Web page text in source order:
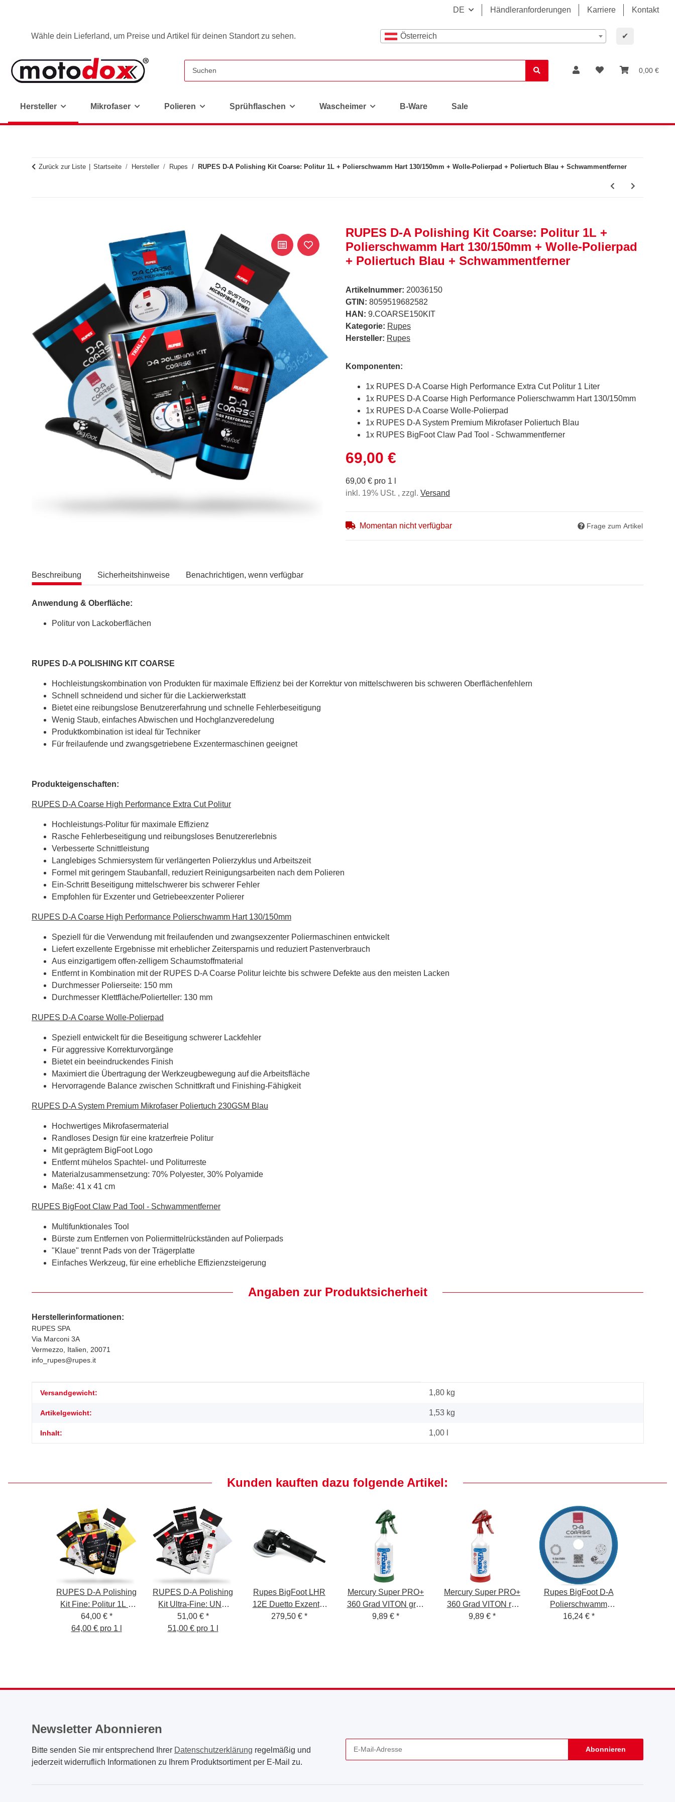
DE Händleranforderungen Karriere Kontakt
Wähle dein Lieferland, um Preise und Artikel für deinen Standort zu sehen. Österreich ✔
0,00 €
Hersteller Mikrofaser Polieren Sprühflaschen Wascheimer B-Ware Sale
Zurück zur Liste Startseite Hersteller Rupes RUPES D-A Polishing Kit Coarse: Politur 1L + Polierschwamm Hart 130/150mm + Wolle-Polierpad + Poliertuch Blau + Schwammentferner
RUPES D-A Polishing Kit Coarse: Politur 1L +
Polierschwamm Hart 130/150mm + Wolle-Polierpad
+ Poliertuch Blau + Schwammentferner
Artikelnummer: 20036150
GTIN: 8059519682582
HAN: 9.COARSE150KIT
Kategorie: Rupes
Hersteller: Rupes
Komponenten:
1x RUPES D-A Coarse High Performance Extra Cut Politur 1 Liter
1x RUPES D-A Coarse High Performance Polierschwamm Hart 130/150mm
1x RUPES D-A Coarse Wolle-Polierpad
1x RUPES D-A System Premium Mikrofaser Poliertuch Blau
1x RUPES BigFoot Claw Pad Tool - Schwammentferner
69,00 €
69,00 € pro 1 l
inkl. 19% USt. , zzgl. Versand
Momentan nicht verfügbar Frage zum Artikel
Beschreibung Sicherheitshinweise Benachrichtigen, wenn verfügbar
Anwendung & Oberfläche:
Politur von Lackoberflächen
RUPES D-A POLISHING KIT COARSE
Hochleistungskombination von Produkten für maximale Effizienz bei der Korrektur von mittelschweren bis schweren Oberflächenfehlern
Schnell schneidend und sicher für die Lackierwerkstatt
Bietet eine reibungslose Benutzererfahrung und schnelle Fehlerbeseitigung
Wenig Staub, einfaches Abwischen und Hochglanzveredelung
Produktkombination ist ideal für Techniker
Für freilaufende und zwangsgetriebene Exzentermaschinen geeignet
Produkteigenschaften:
RUPES D-A Coarse High Performance Extra Cut Politur
Hochleistungs-Politur für maximale Effizienz
Rasche Fehlerbeseitigung und reibungsloses Benutzererlebnis
Verbesserte Schnittleistung
Langlebiges Schmiersystem für verlängerten Polierzyklus und Arbeitszeit
Formel mit geringem Staubanfall, reduziert Reinigungsarbeiten nach dem Polieren
Ein-Schritt Beseitigung mittelschwerer bis schwerer Fehler
Empfohlen für Exzenter und Getriebeexzenter Polierer
RUPES D-A Coarse High Performance Polierschwamm Hart 130/150mm
Speziell für die Verwendung mit freilaufenden und zwangsexzenter Poliermaschinen entwickelt
Liefert exzellente Ergebnisse mit erheblicher Zeitersparnis und reduziert Pastenverbrauch
Aus einzigartigem offen-zelligem Schaumstoffmaterial
Entfernt in Kombination mit der RUPES D-A Coarse Politur leichte bis schwere Defekte aus den meisten Lacken
Durchmesser Polierseite: 150 mm
Durchmesser Klettfläche/Polierteller: 130 mm
RUPES D-A Coarse Wolle-Polierpad
Speziell entwickelt für die Beseitigung schwerer Lackfehler
Für aggressive Korrekturvorgänge
Bietet ein beeindruckendes Finish
Maximiert die Übertragung der Werkzeugbewegung auf die Arbeitsfläche
Hervorragende Balance zwischen Schnittkraft und Finishing-Fähigkeit
RUPES D-A System Premium Mikrofaser Poliertuch 230GSM Blau
Hochwertiges Mikrofasermaterial
Randloses Design für eine kratzerfreie Politur
Mit geprägtem BigFoot Logo
Entfernt mühelos Spachtel- und Politurreste
Materialzusammensetzung: 70% Polyester, 30% Polyamide
Maße: 41 x 41 cm
RUPES BigFoot Claw Pad Tool - Schwammentferner
Multifunktionales Tool
Bürste zum Entfernen von Poliermittelrückständen auf Polierpads
"Klaue" trennt Pads von der Trägerplatte
Einfaches Werkzeug, für eine erhebliche Effizienzsteigerung
Angaben zur Produktsicherheit
Herstellerinformationen:
RUPES SPA
Via Marconi 3A
Vermezzo, Italien, 20071
info_rupes@rupes.it
Produkteigenschaft
Wert
Versandgewicht: 1,80 kg
Artikelgewicht: 1,53 kg
Inhalt: 1,00 l
Kunden kauften dazu folgende Artikel:
RUPES D-A Polishing
Kit Fine: Politur 1L +
Polierschwamm Fein
130/150mm + Wolle-
64,00 € *
64,00 € pro 1 l
RUPES D-A Polishing
Kit Ultra-Fine: UNO
PURE Politur 1L + 2x
Polierschwamm Ultra-
51,00 € *
51,00 € pro 1 l
Rupes BigFoot LHR
12E Duetto Exzenter
Poliermaschine
279,50 € *
Mercury Super PRO+
360 Grad VITON grün
Sprühflasche 1,0 Liter
9,89 € *
Mercury Super PRO+
360 Grad VITON rot
Sprühflasche 1,0 Liter
9,89 € *
Rupes BigFoot D-A
Polierschwamm
Coarse Blau 130-
16,24 € *
Newsletter Abonnieren
Bitte senden Sie mir entsprechend Ihrer Datenschutzerklärung regelmäßig und
jederzeit widerruflich Informationen zu Ihrem Produktsortiment per E-Mail zu.
Abonnieren